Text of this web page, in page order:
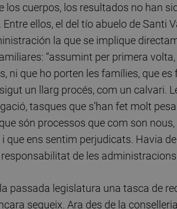
los cuerpos, los resultados no han
ellos, el del tío abuelo de Santi
la que se implique
“assumint per primera
ni que ho porten les famílies, que es
un llarg procés, com un calvari.
tasques que s’han fet molt
són processos que com son
que ens sentim perjudicats. Havia
de les administracions
passada legislatura una tasca de
segueix. Ara des de la